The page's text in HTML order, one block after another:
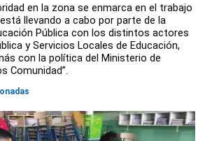
en la zona se enmarca en el trabajo
llevando a cabo por parte de la
Pública con los distintos actores
y Servicios Locales de Educación,
con la política del Ministerio de
Comunidad”.